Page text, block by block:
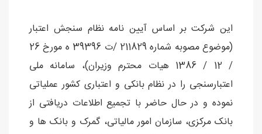
این شرکت بر اساس آیین نامه نظام سنجش اعتبار
(موضوع مصوبه شماره 211829 /ت 39396 ه مورخ 26
/ 12 / 1386 هیات محترم وزیران)، سامانه ملی
اعتبارسنجی را در نظام بانکی و اعتباری کشور عملیاتی
نموده و در حال حاضر با تجمیع اطلاعات دریافتی از
بانک مرکزی، سازمان امور مالیاتی، گمرک و بانک ها و